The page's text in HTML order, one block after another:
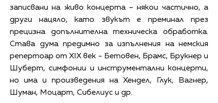
записвани на живо концерта – някои частично, а
други нацяло, като звукът е преминал през
прецизна допълнителна техническа обработка.
Става дума предимно за изпълнения на немския
репертоар от XIX век - Бетовен, Брамс, Брукнер и
Шуберт, симфонии и инструментални концерти,
но има и произведения на Хендел, Глук, Вагнер,
Шуман, Моцарт, Сибелиус и др.